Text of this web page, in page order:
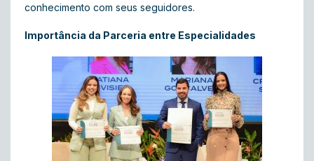
conhecimento com seus seguidores.
Importância da Parceria entre Especialidades